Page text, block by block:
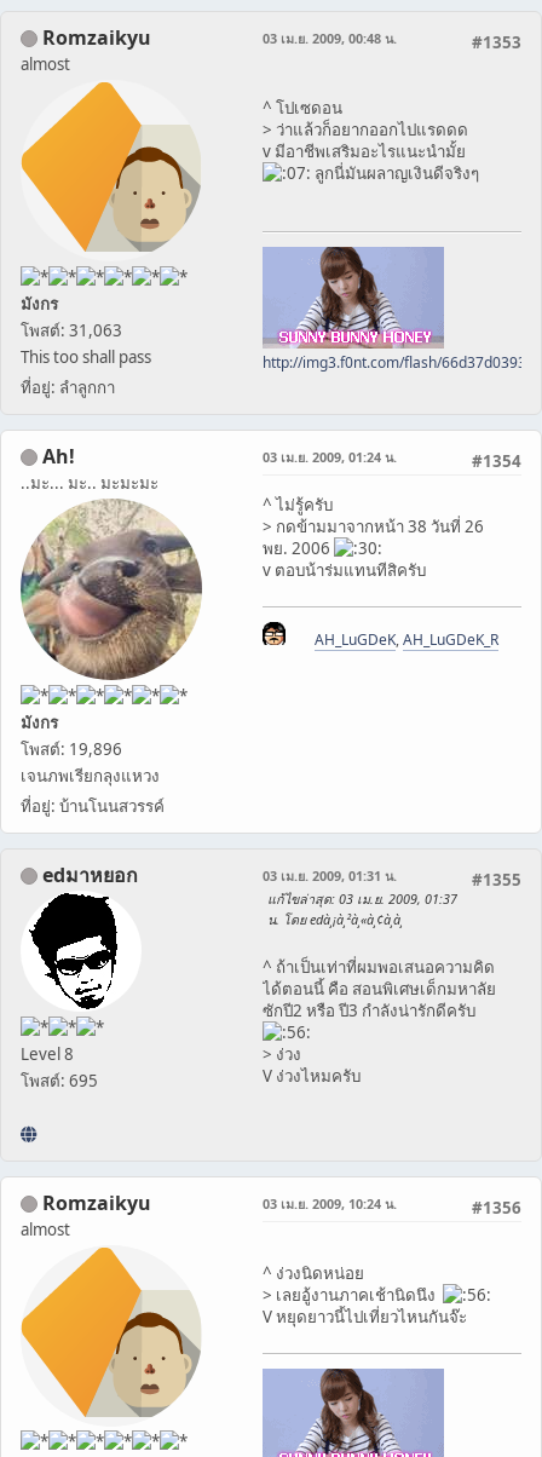
Romzaikyu
almost
มังกร
โพสต์: 31,063
This too shall pass
ที่อยู่: ลำลูกกา
#1353
03 เม.ย. 2009, 00:48 น.
^ โปเซดอน
> ว่าแล้วก็อยากออกไปแรดดด
v มีอาชีพเสริมอะไรแนะนำมั้ย
ลูกนี่มันผลาญเงินดีจริงๆ
http://img3.f0nt.com/flash/
Ah!
..มะ... มะ.. มะมะมะ
มังกร
โพสต์: 19,896
เจนภพเรียกลุงแหวง
ที่อยู่: บ้านโนนสวรรค์
#1354
03 เม.ย. 2009, 01:24 น.
^ ไม่รู้ครับ
> กดข้ามมาจากหน้า 38 วันที่ 26
พย. 2006
v ตอบน้าร่มแทนทีสิครับ
AH_LuGDeK,AH_LuGDeK_R
edมาหยอก
Level 8
โพสต์: 695
#1355
03 เม.ย. 2009, 01:31 น.
แก้ไขล่าสุด: 03 เม.ย. 2009, 01:37
น. โดย edà¸¡à¸²à¸«à¸¢à¸­à¸
^ ถ้าเป็นเท่าที่ผมพอเสนอความคิด
ได้ตอนนี้ คือ สอนพิเศษเด็กมหาลัย
ซักปี2 หรือ ปี3 กำลังน่ารักดีครับ
> ง่วง
V ง่วงไหมครับ
Romzaikyu
almost
#1356
03 เม.ย. 2009, 10:24 น.
^ ง่วงนิดหน่อย
> เลยอู้งานภาคเช้านิดนึง
V หยุดยาวนี้ไปเที่ยวไหนกันจ๊ะ